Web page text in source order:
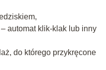
automat klik-klak lub inny
do którego przykręcone